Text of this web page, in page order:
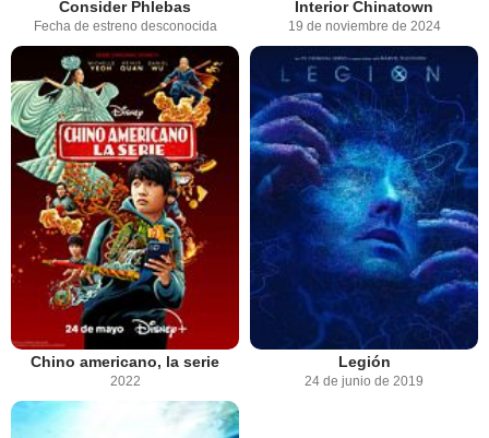
Consider Phlebas
Fecha de estreno desconocida
Interior Chinatown
19 de noviembre de 2024
Chino americano, la serie
2022
Legión
24 de junio de 2019